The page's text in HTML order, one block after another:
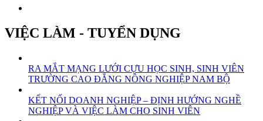
VIỆC LÀM - TUYỂN DỤNG
RA MẮT MẠNG LƯỚI CỰU HỌC SINH, SINH VIÊN
TRƯỜNG CAO ĐẲNG NÔNG NGHIỆP NAM BỘ
KẾT NỐI DOANH NGHIỆP – ĐỊNH HƯỚNG NGHỀ
NGHIỆP VÀ VIỆC LÀM CHO SINH VIÊN